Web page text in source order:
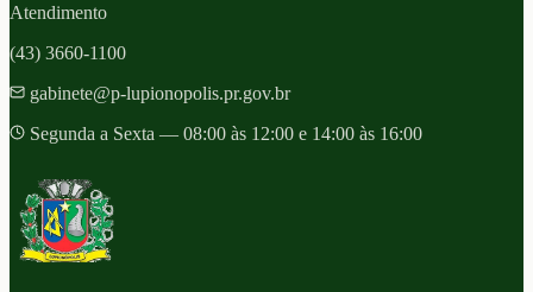
Atendimento
(43) 3660-1100
gabinete@p-lupionopolis.pr.gov.br
Segunda a Sexta — 08:00 às 12:00 e 14:00 às 16:00